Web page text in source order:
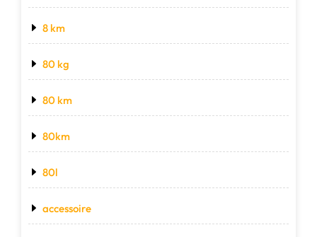
8 km
80 kg
80 km
80km
80l
accessoire